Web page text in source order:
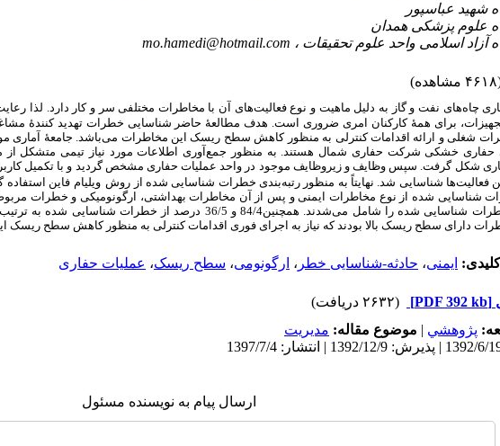
mo.hamedi@hotmail.com
چاههای نفت و گاز به دلیل ماهیت و نوع فعالیتهای آن با مخاطرات مختلفی سر و کار دارد. لذا
برای همۀ کارکنان امری ضروری است. هدف مطالعۀ حاضر شناسایی خطرات تهدید کنندۀ
شغلی و ارائه اقدامات کنترلی به منظور کاهش سطح ریسک این مخاطرات می‌باشد. جامعۀ آماری
حفاری خشکی شرکت حفاری شمال هستند. به منظور جمع‌آوری اطلاعات مورد نیاز تیمی متشکل
شکل گرفت. سپس وظایف و زیروظایف موجود در واحد عملیات حفاری مشخص گردید و با تکمیل
فعالیت‌ها شناسایی شد. نهایتاً به منظور رتبه‌بندی خطرات شناسایی شده از روش ویلیام
شناسایی شده از نوع مخاطرات ایمنی و پس از آن مخاطرات بهداشتی، ارگونومیکی و خطرات مربوط به
شناسایی شده را شامل می‌شدند. همچنین84/4
دارای سطح ریسک بالا بودند که نیاز به اجرای فوری اقدامات کنترلی به منظور کاهش سطح ریسک
ایمنی، حادثه-شناسایی خطر ، ارگونومی، سطح ریسک، عملیات حفاری
[PDF 392 kb]
(۲۶۳۲ دریافت)
پژوهشي | موضوع مقاله: مديريت
ارسال پیام به نویسنده مسئول